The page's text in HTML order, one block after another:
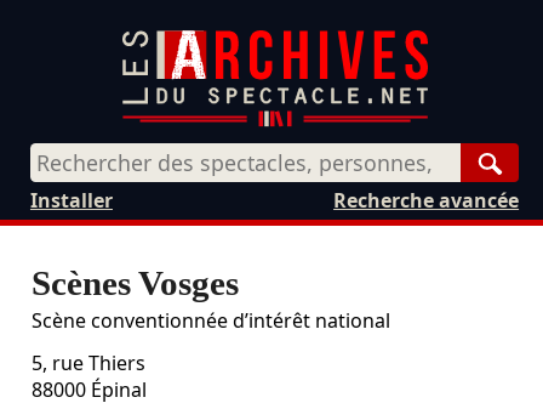
Recherche avancée
Installer
Scènes Vosges
Scène conventionnée d’intérêt national
5, rue Thiers
88000 Épinal